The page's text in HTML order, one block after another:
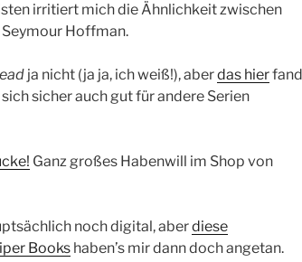
irritiert mich die Ähnlichkeit zwischen
Hoffman.
ja nicht (ja ja, ich weiß!), aberdas hierfand
sicher auch gut für andere Serien
Ganz großes Habenwill im Shop von
noch digital, aberdiese
Books haben’s mir dann doch angetan.